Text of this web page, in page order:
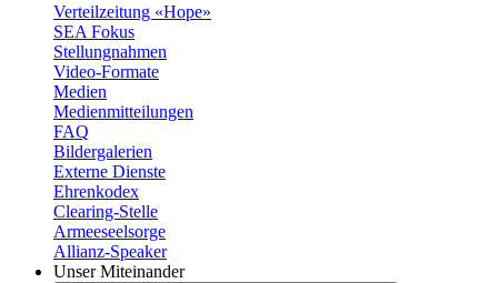
Verteilzeitung «Hope»
SEA Fokus
Stellungnahmen
Video-Formate
Medien
Medienmitteilungen
FAQ
Bildergalerien
Externe Dienste
Ehrenkodex
Clearing-Stelle
Armeeseelsorge
Allianz-Speaker
Unser Miteinander